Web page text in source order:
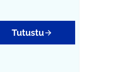
Tutustu